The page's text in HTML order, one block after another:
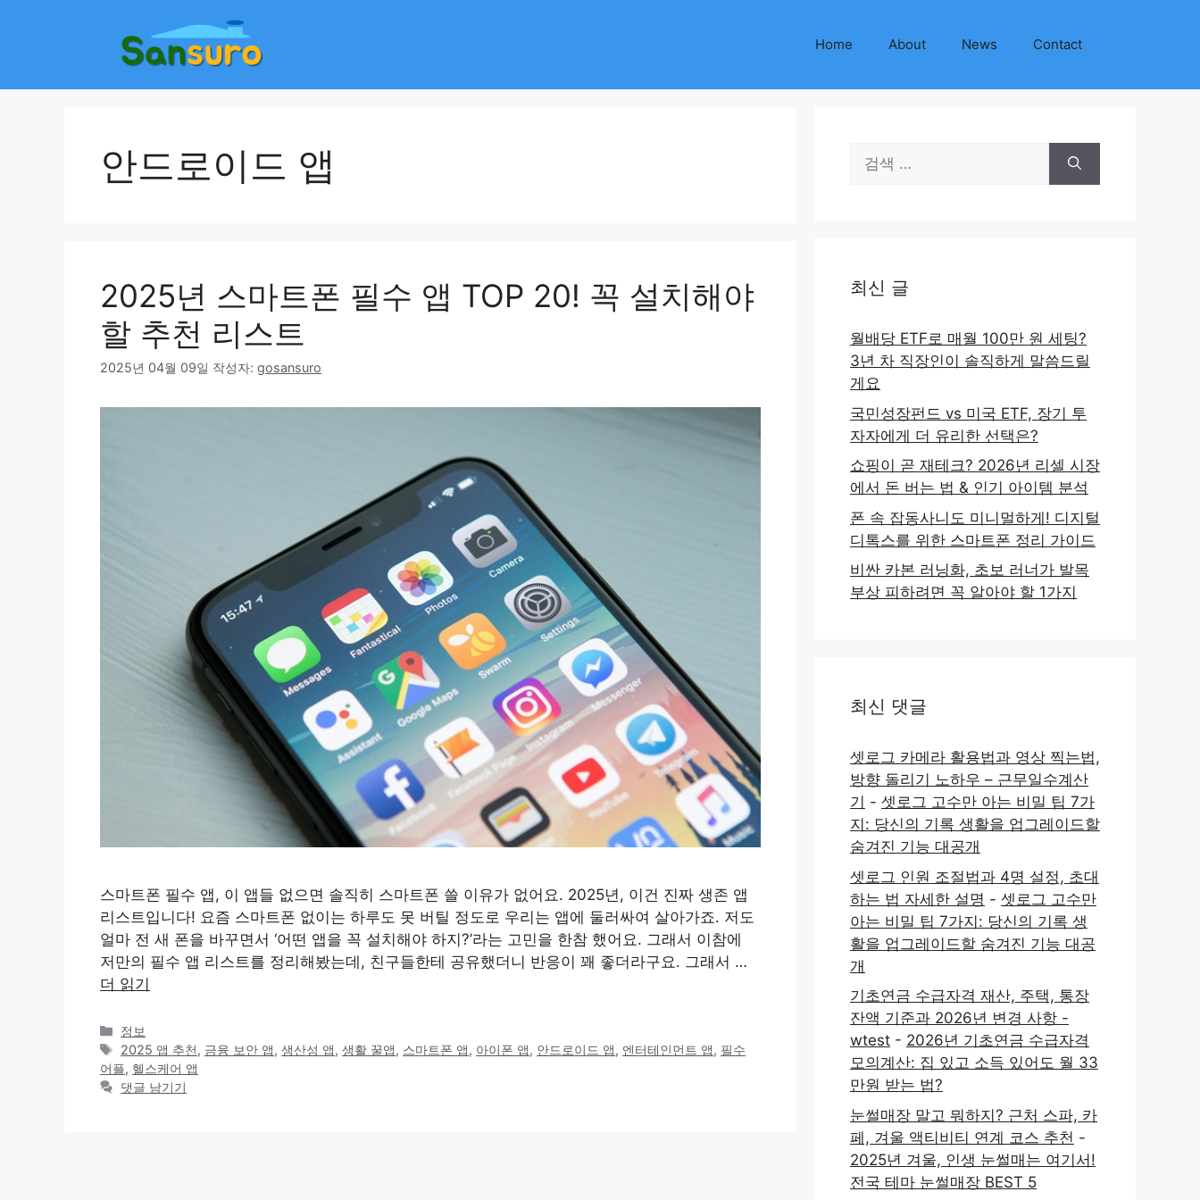
Home About News Contact
안드로이드 앱
2025년 스마트폰 필수 앱 TOP 20! 꼭 설치해야
할 추천 리스트
2025년 04월 09일 작성자: gosansuro
스마트폰 필수 앱, 이 앱들 없으면 솔직히 스마트폰 쓸 이유가 없어요. 2025년, 이건 진짜 생존 앱
리스트입니다! 요즘 스마트폰 없이는 하루도 못 버틸 정도로 우리는 앱에 둘러싸여 살아가죠. 저도
얼마 전 새 폰을 바꾸면서 ‘어떤 앱을 꼭 설치해야 하지?’라는 고민을 한참 했어요. 그래서 이참에
저만의 필수 앱 리스트를 정리해봤는데, 친구들한테 공유했더니 반응이 꽤 좋더라구요. 그래서 …
더 읽기
카
테
고
리
정보
태
그
2025 앱 추천, 금융 보안 앱,생산성 앱,생활 꿀앱, 스마트폰 앱, 아이폰 앱, 안드로이드 앱, 엔터테인먼트 앱, 필수
어플, 헬스케어 앱
댓글 남기기
색:
최신 글
월배당 ETF로 매월 100만 원 세팅?
3년 차 직장인이 솔직하게 말씀드릴
게요
국민성장펀드 vs 미국 ETF, 장기 투
자자에게 더 유리한 선택은?
쇼핑이 곧 재테크? 2026년 리셀 시장
에서 돈 버는 법 & 인기 아이템 분석
폰 속 잡동사니도 미니멀하게! 디지털
디톡스를 위한 스마트폰 정리 가이드
비싼 카본 러닝화, 초보 러너가 발목
부상 피하려면 꼭 알아야 할 1가지
최신 댓글
셋로그 카메라 활용법과 영상 찍는법,
방향 돌리기 노하우 – 근무일수계산
기 - 셋로그 고수만 아는 비밀 팁 7가
지: 당신의 기록 생활을 업그레이드할
숨겨진 기능 대공개
셋로그 인원 조절법과 4명 설정, 초대
하는 법 자세한 설명 - 셋로그 고수만
아는 비밀 팁 7가지: 당신의 기록 생
활을 업그레이드할 숨겨진 기능 대공
개
기초연금 수급자격 재산, 주택, 통장
잔액 기준과 2026년 변경 사항 -
wtest - 2026년 기초연금 수급자격
모의계산: 집 있고 소득 있어도 월 33
만원 받는 법?
눈썰매장 말고 뭐하지? 근처 스파, 카
페, 겨울 액티비티 연계 코스 추천 -
2025년 겨울, 인생 눈썰매는 여기서!
전국 테마 눈썰매장 BEST 5